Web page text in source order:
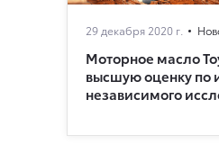
29 декабря 2020 г.
Моторное масло
высшую оценку по
независимого